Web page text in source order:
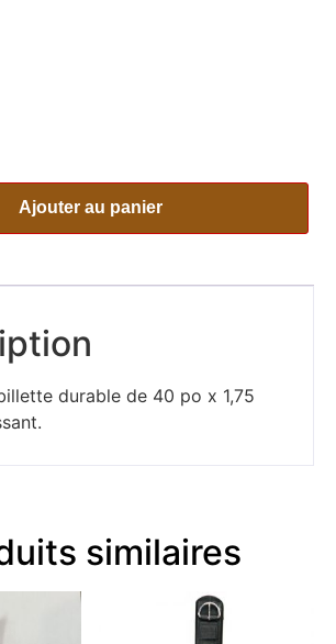
Ajouter au panier
durable de 40 po x 1,75
similaires